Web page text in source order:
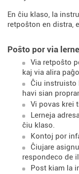
En ĉiu klaso, la
retpoŝton en distra,
Poŝto por via
Via retpoŝto
kaj via alira
Ĉiu instruisto
havi sian
Vi povas krei
Lerneja
ĉiu klaso.
Kontoj por
Ĉiujare
respondeco de
Post kiam la